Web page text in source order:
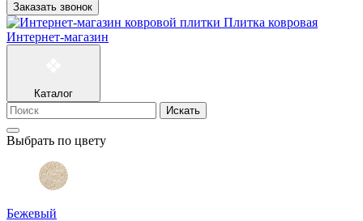
Заказать звонок
Плитка ковровая
Интернет-магазин
Каталог
Искать
Выбрать по цвету
Бежевый